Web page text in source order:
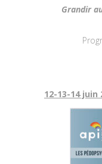
Grandir
12-13-14 juin